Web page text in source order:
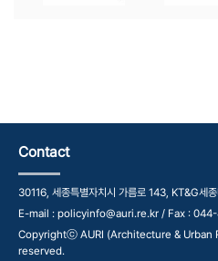
Contact
30116, 세종특별자치시 가름로 143, KT&G세
E-mail : policyinfo@auri.re.kr / Fax :
Copyrightⓒ AURI (Architecture & Urban
reserved.